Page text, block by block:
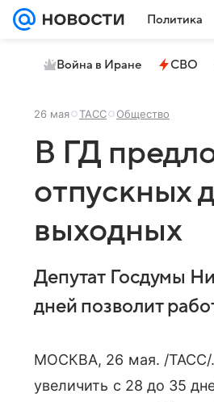
Политика
Война в Иране СВО
26 мая ТАСС Общество
В ГД
отпускных
выходных
Депутат Госдумы
дней позволит
МОСКВА, 26 мая. /ТАСС/.
увеличить с 28 до 35